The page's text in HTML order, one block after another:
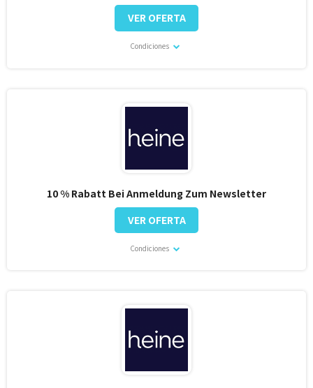
Condiciones
VER OFERTA
10 % Rabatt Bei Anmeldung Zum Newsletter
Condiciones
VER OFERTA